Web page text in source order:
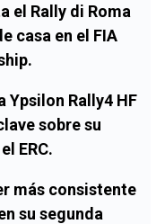
el Rally di Roma
casa en el FIA
Ypsilon Rally4 HF
sobre su
ERC.
más consistente
su segunda